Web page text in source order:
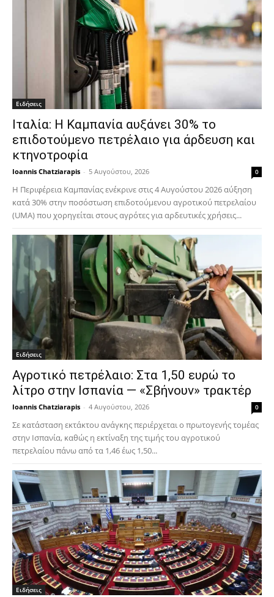
Ειδήσεις
Ιταλία: Η Καμπανία αυξάνει 30% το
επιδοτούμενο πετρέλαιο για άρδευση και
κτηνοτροφία
Ioannis Chatziarapis - 5 Αυγούστου, 2026 0
Η Περιφέρεια Καμπανίας ενέκρινε στις 4 Αυγούστου 2026 αύξηση
κατά 30% στην ποσόστωση επιδοτούμενου αγροτικού πετρελαίου
(UMA) που χορηγείται στους αγρότες για αρδευτικές χρήσεις...
Ειδήσεις
Αγροτικό πετρέλαιο: Στα 1,50 ευρώ το
λίτρο στην Ισπανία — «Σβήνουν» τρακτέρ
Ioannis Chatziarapis - 4 Αυγούστου, 2026 0
Σε κατάσταση εκτάκτου ανάγκης περιέρχεται ο πρωτογενής τομέας
στην Ισπανία, καθώς η εκτίναξη της τιμής του αγροτικού
πετρελαίου πάνω από τα 1,46 έως 1,50...
Ειδήσεις